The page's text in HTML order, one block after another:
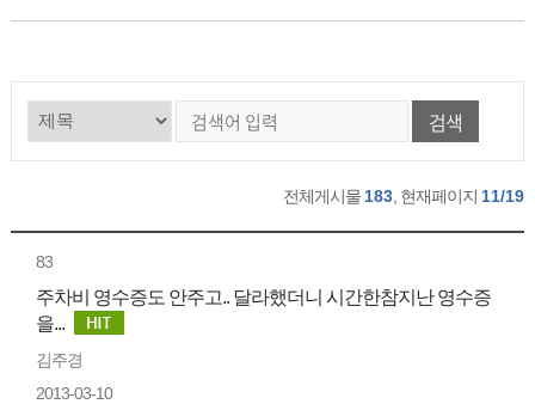
검색
전체게시물 183 , 현재페이지 11/19
83
주차비 영수증도 안주고.. 달라했더니 시간한참지난 영수증
을...
김주경
2013-03-10